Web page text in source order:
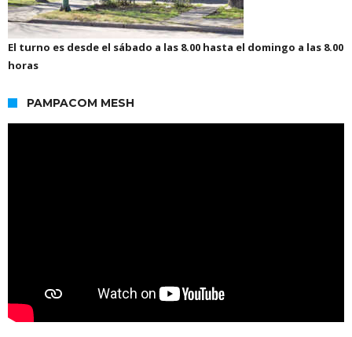
El turno es desde el sábado a las 8.00 hasta el domingo a las 8.00
horas
PAMPACOM MESH